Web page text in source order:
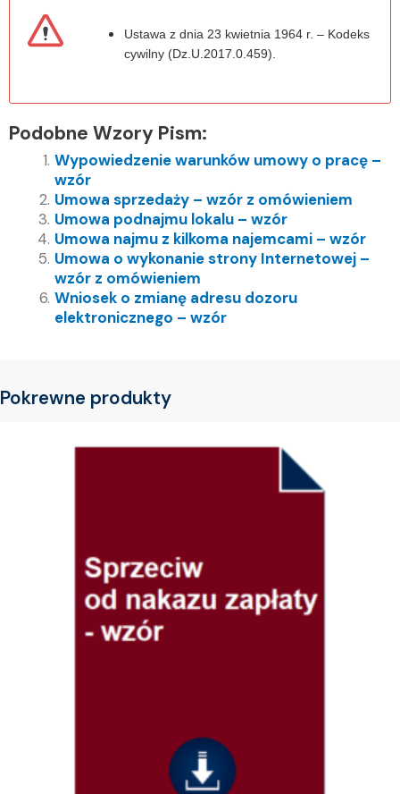
Ustawa z dnia 23 kwietnia 1964 r. – Kodeks
cywilny (Dz.U.2017.0.459).
Podobne Wzory Pism:
Wypowiedzenie warunków umowy o pracę –
wzór
Umowa sprzedaży – wzór z omówieniem
Umowa podnajmu lokalu – wzór
Umowa najmu z kilkoma najemcami – wzór
Umowa o wykonanie strony Internetowej –
wzór z omówieniem
Wniosek o zmianę adresu dozoru
elektronicznego – wzór
Pokrewne produkty